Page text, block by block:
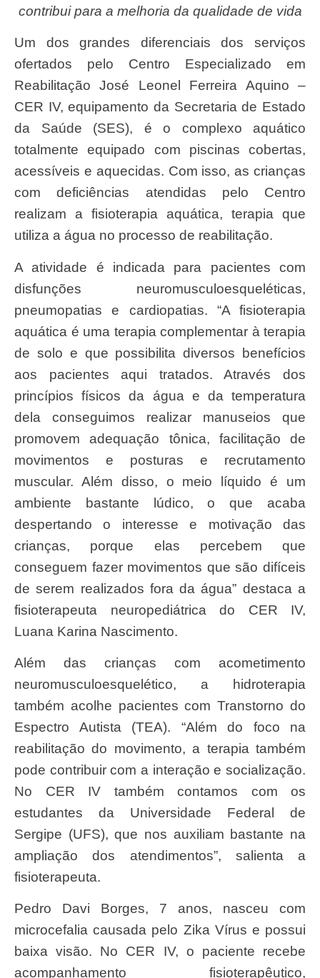
contribui para a melhoria da qualidade de vida
Um dos grandes diferenciais dos serviços
ofertados pelo Centro Especializado em
Reabilitação José Leonel Ferreira Aquino –
CER IV, equipamento da Secretaria de Estado
da Saúde (SES), é o complexo aquático
totalmente equipado com piscinas cobertas,
acessíveis e aquecidas. Com isso, as crianças
com deficiências atendidas pelo Centro
realizam a fisioterapia aquática, terapia que
utiliza a água no processo de reabilitação.
A atividade é indicada para pacientes com
disfunções neuromusculoesqueléticas,
pneumopatias e cardiopatias. “A fisioterapia
aquática é uma terapia complementar à terapia
de solo e que possibilita diversos benefícios
aos pacientes aqui tratados. Através dos
princípios físicos da água e da temperatura
dela conseguimos realizar manuseios que
promovem adequação tônica, facilitação de
movimentos e posturas e recrutamento
muscular. Além disso, o meio líquido é um
ambiente bastante lúdico, o que acaba
despertando o interesse e motivação das
crianças, porque elas percebem que
conseguem fazer movimentos que são difíceis
de serem realizados fora da água” destaca a
fisioterapeuta neuropediátrica do CER IV,
Luana Karina Nascimento.
Além das crianças com acometimento
neuromusculoesquelético, a hidroterapia
também acolhe pacientes com Transtorno do
Espectro Autista (TEA). “Além do foco na
reabilitação do movimento, a terapia também
pode contribuir com a interação e socialização.
No CER IV também contamos com os
estudantes da Universidade Federal de
Sergipe (UFS), que nos auxiliam bastante na
ampliação dos atendimentos”, salienta a
fisioterapeuta.
Pedro Davi Borges, 7 anos, nasceu com
microcefalia causada pelo Zika Vírus e possui
baixa visão. No CER IV, o paciente recebe
acompanhamento fisioterapêutico,